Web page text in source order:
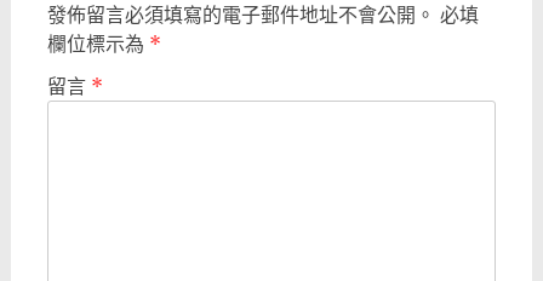
發佈留言必須填寫的電子郵件地址不會公開。 必填
欄位標示為 *
留言 *